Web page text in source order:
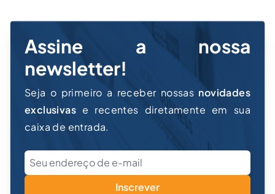
Assine a nossa
newsletter!
Seja o primeiro a receber nossas novidades
exclusivas e recentes diretamente em sua
caixa de entrada.
Inscrever